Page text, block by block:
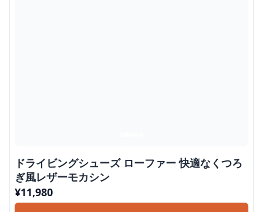
ドライビングシューズ ローファー 快適なくつろ
ぎ風レザーモカシン
¥11,980